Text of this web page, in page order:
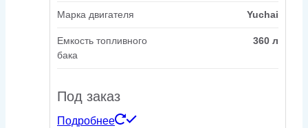
Марка двигателя Yuchai
Емкость топливного
бака
360 л
Под заказ
Подробнее